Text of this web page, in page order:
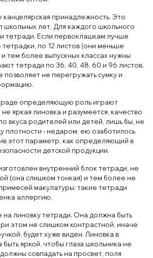
канцелярская принадлежность. Это
школьных лет. Для каждого школьного
тетради. Если первоклашкам лучше
по 12 листов (они меньше
и тем более выпускных классах нужны
тетради по 36, 40, 48, 60 и 96 листов.
позволяет не перегружать сумку и
определяющую роль играют
не яркая линовка и разумеется, качество
вкуса родителей или детей, лишь бы, не
плотности - недаром, ею озаботилось
этот параметр, как определяющий в
детской продукции.
внутренний блок тетради, не
(она слишком тонкая) и тем более не
макулатуры: такие тетради
аллергию.
линовку тетради. Она должна быть
этом не слишком контрастной, иначе
будет хуже виден. Линовка в
яркой, чтобы глаза школьника не
совпадать на просвет, поля